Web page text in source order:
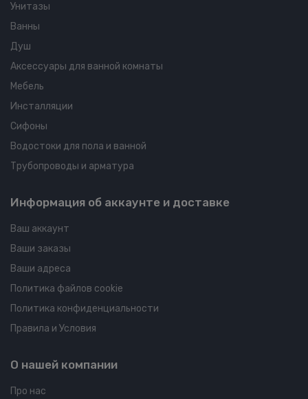
Унитазы
Ванны
Душ
Аксессуары для ванной комнаты
Мебель
Инсталляции
Сифоны
Водостоки для пола и ванной
Трубопроводы и арматура
Информация об аккаунте и доставке
Ваш аккаунт
Ваши заказы
Ваши адреса
Политика файлов cookie
Политика конфиденциальности
Правила и Условия
О нашей компании
Про нас